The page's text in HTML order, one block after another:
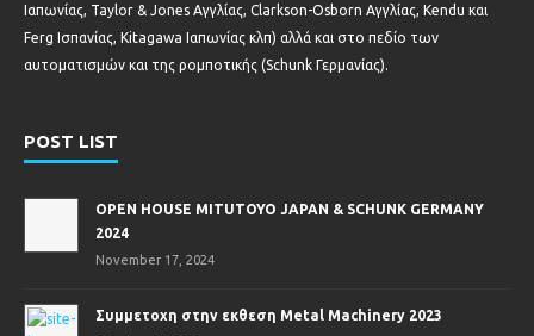
Ιαπωνίας, Taylor & Jones Αγγλίας, Clarkson-Osborn Αγγλίας, Kendu και
Ferg Ισπανίας, Kitagawa Ιαπωνίας κλπ) αλλά και στο πεδίο των
αυτοματισμών και της ρομποτικής (Schunk Γερμανίας).
POST LIST
OPEN HOUSE MITUTOYO JAPAN & SCHUNK GERMANY
2024
November 17, 2024
Συμμετοχη στην εκθεση Metal Machinery 2023